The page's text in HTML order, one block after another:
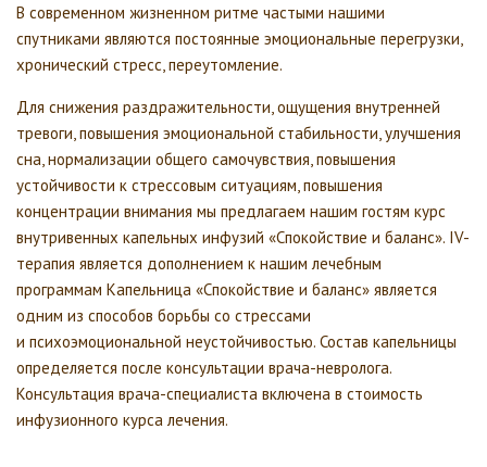
В современном жизненном ритме частыми нашими
спутниками являются постоянные эмоциональные перегрузки,
хронический стресс, переутомление.
Для снижения раздражительности, ощущения внутренней
тревоги, повышения эмоциональной стабильности, улучшения
сна, нормализации общего самочувствия, повышения
устойчивости к стрессовым ситуациям, повышения
концентрации внимания мы предлагаем нашим гостям курс
внутривенных капельных инфузий «Спокойствие и баланс». IV-
терапия является дополнением к нашим лечебным
программам Капельница «Спокойствие и баланс» является
одним из способов борьбы со стрессами
и психоэмоциональной неустойчивостью. Состав капельницы
определяется после консультации врача-невролога.
Консультация врача-специалиста включена в стоимость
инфузионного курса лечения.